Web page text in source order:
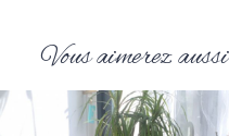
Vous aimerez aussi